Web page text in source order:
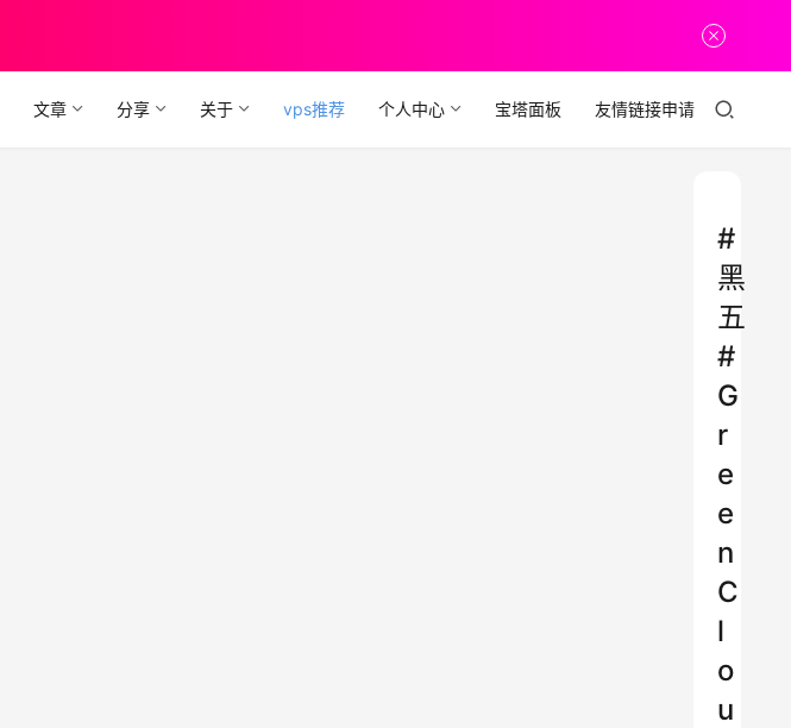
文章 分享 关于 vps推荐 个人中心 宝塔面板 友情链接申请
#
黑
五
#
G
r
e
e
n
C
l
o
u